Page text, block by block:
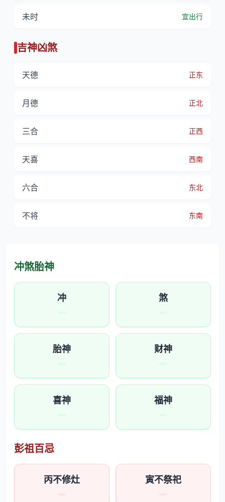
未时 宜出行
吉神凶煞
天德 正东
月德 正北
三合 正西
天喜 西南
六合 东北
不将 东南
冲煞胎神
冲 煞
胎神 财神
喜神 福神
彭祖百忌
丙不修灶 寅不祭祀